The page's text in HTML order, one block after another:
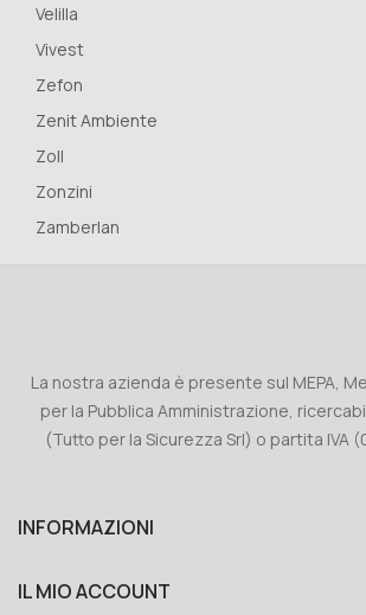
Velilla
Vivest
Zefon
Zenit Ambiente
Zoll
Zonzini
Zamberlan
La nostra azienda è presente sul MEPA,
per la Pubblica Amministrazione,
(Tutto per la Sicurezza Srl) o partita IVA
INFORMAZIONI
IL MIO ACCOUNT